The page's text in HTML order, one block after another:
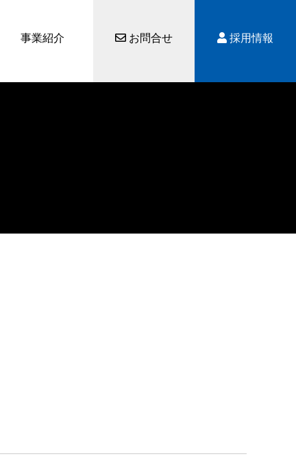
事業紹介 お問合せ 採用情報